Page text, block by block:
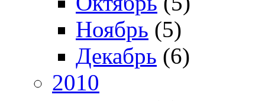
Ноябрь (5)
Декабрь (6)
2010